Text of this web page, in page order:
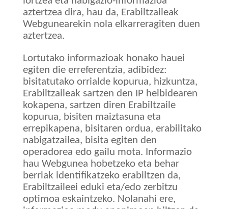
aztertzea dira, hau da, Erabiltzaileak
Webgunearekin nola elkarreragiten duen
aztertzea.
Lortutako informazioak honako hauei
egiten die erreferentzia, adibidez:
bisitatutako orrialde kopurua, hizkuntza,
Erabiltzaileak sartzen den IP helbidearen
kokapena, sartzen diren Erabiltzaile
kopurua, bisiten maiztasuna eta
errepikapena, bisitaren ordua, erabilitako
nabigatzailea, bisita egiten den
operadorea edo gailu mota. Informazio
hau Webgunea hobetzeko eta behar
berriak identifikatzeko erabiltzen da,
Erabiltzaileei eduki eta/edo zerbitzu
optimoa eskaintzeko. Nolanahi ere,